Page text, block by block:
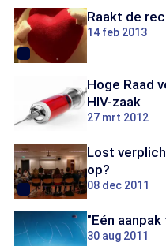
Raakt de
14 feb 2013
Hoge Raad
HIV-zaak
27 mrt 2012
Lost
op?
08 dec 2011
"Eén
30 aug 2011